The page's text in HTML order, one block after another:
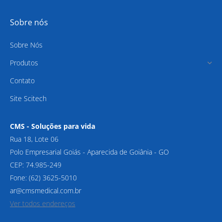
Sobre nós
Sobre Nós
Produtos
Contato
Site Scitech
CMS - Soluções para vida
Rua 18, Lote 06
Polo Empresarial Goiás - Aparecida de Goiânia - GO
CEP: 74.985-249
Fone: (62) 3625-5010
ar@cmsmedical.com.br
Ver todos endereços